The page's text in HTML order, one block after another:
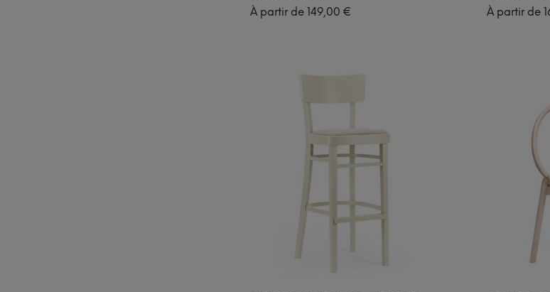
À partir de 149,00 € À partir de